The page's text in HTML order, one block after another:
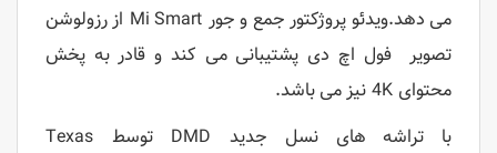
می دهد.ویدئو پروژکتور جمع و جور Mi Smart از رزولوشن
تصویر فول اچ دی پشتیبانی می کند و قادر به پخش
محتوای 4K نیز می باشد.
با تراشه های نسل جدید DMD توسط Texas